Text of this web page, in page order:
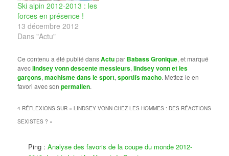
Ski alpin 2012-2013 : les
forces en présence !
13 décembre 2012
Dans "Actu"
Ce contenu a été publié dansActupar Babass Gronique, et marqué
aveclindsey vonn descente messieurs,lindsey vonn et les
garçons,machisme dans le sport,sportifs macho. Mettez-le en
favori avec sonpermalien.
4 RÉFLEXIONS SUR «LINDSEY VONN CHEZ LES HOMMES : DES RÉACTIONS
SEXISTES ? »
Ping :Analyse des favoris de la coupe du monde 2012-